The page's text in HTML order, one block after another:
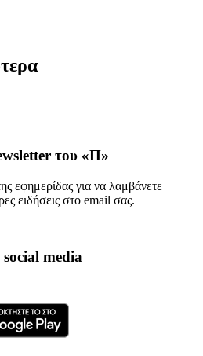
του «Π»
εφημερίδας για να λαμβάνετε
ειδήσεις στο email σας.
media